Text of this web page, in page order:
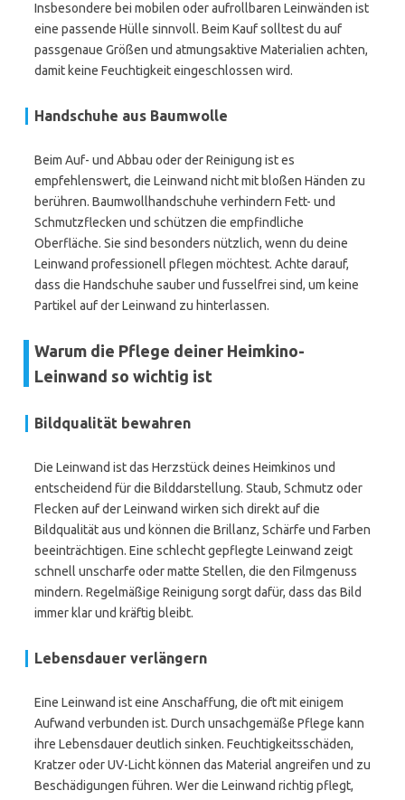
Insbesondere bei mobilen oder aufrollbaren Leinwänden ist
eine passende Hülle sinnvoll. Beim Kauf solltest du auf
passgenaue Größen und atmungsaktive Materialien achten,
damit keine Feuchtigkeit eingeschlossen wird.
Handschuhe aus Baumwolle
Beim Auf- und Abbau oder der Reinigung ist es
empfehlenswert, die Leinwand nicht mit bloßen Händen zu
berühren. Baumwollhandschuhe verhindern Fett- und
Schmutzflecken und schützen die empfindliche
Oberfläche. Sie sind besonders nützlich, wenn du deine
Leinwand professionell pflegen möchtest. Achte darauf,
dass die Handschuhe sauber und fusselfrei sind, um keine
Partikel auf der Leinwand zu hinterlassen.
Warum die Pflege deiner Heimkino-
Leinwand so wichtig ist
Bildqualität bewahren
Die Leinwand ist das Herzstück deines Heimkinos und
entscheidend für die Bilddarstellung. Staub, Schmutz oder
Flecken auf der Leinwand wirken sich direkt auf die
Bildqualität aus und können die Brillanz, Schärfe und Farben
beeinträchtigen. Eine schlecht gepflegte Leinwand zeigt
schnell unscharfe oder matte Stellen, die den Filmgenuss
mindern. Regelmäßige Reinigung sorgt dafür, dass das Bild
immer klar und kräftig bleibt.
Lebensdauer verlängern
Eine Leinwand ist eine Anschaffung, die oft mit einigem
Aufwand verbunden ist. Durch unsachgemäße Pflege kann
ihre Lebensdauer deutlich sinken. Feuchtigkeitsschäden,
Kratzer oder UV-Licht können das Material angreifen und zu
Beschädigungen führen. Wer die Leinwand richtig pflegt,